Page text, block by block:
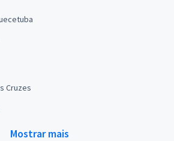
Cruzes
Mostrar mais